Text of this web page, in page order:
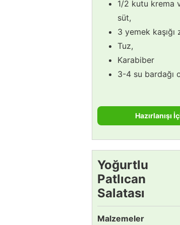
1/2 kutu krema
süt,
3 yemek kaşığı
Tuz,
Karabiber
3-4 su bardağı
Hazırlanışı
Yoğurtlu
Patlıcan
Salatası
Tarifi
Malzemeler